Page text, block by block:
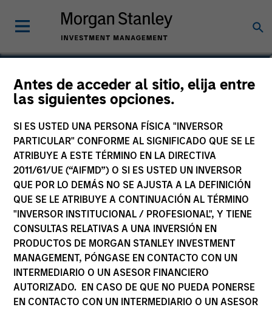
Antes de acceder al sitio, elija entre
las siguientes opciones.
SI ES USTED UNA PERSONA FÍSICA "INVERSOR
PARTICULAR" CONFORME AL SIGNIFICADO QUE SE LE
ATRIBUYE A ESTE TÉRMINO EN LA DIRECTIVA
2011/61/UE (“AIFMD”) O SI ES USTED UN INVERSOR
QUE POR LO DEMÁS NO SE AJUSTA A LA DEFINICIÓN
QUE SE LE ATRIBUYE A CONTINUACIÓN AL TÉRMINO
"INVERSOR INSTITUCIONAL / PROFESIONAL", Y TIENE
CONSULTAS RELATIVAS A UNA INVERSIÓN EN
PRODUCTOS DE MORGAN STANLEY INVESTMENT
MANAGEMENT, PÓNGASE EN CONTACTO CON UN
INTERMEDIARIO O UN ASESOR FINANCIERO
AUTORIZADO. EN CASO DE QUE NO PUEDA PONERSE
EN CONTACTO CON UN INTERMEDIARIO O UN ASESOR
Andrew Szczurowski,
CFA
Co-head, Mortgage and Securitized